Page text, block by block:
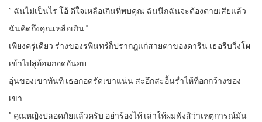
” ฉันไม่เป็นไร โอ้ ดีใจเหลือเกินที่พบคุณ ฉันนึกฉันจะต้องตายเสียแล้ว
ฉันคิดถึงคุณเหลือเกิน ”
เพียงครู่เดียว ร่างของรพินทร์ก็ปรากฎแก่สายตาของดาริน เธอรีบวิ่งโผ
เข้าไปสู่อ้อมกอดอันอบ
อุ่นของเขาทันที เธอกอดรัดเขาแน่น สะอึกสะอื้นร่ำไห้ที่อกกว้างของ
เขา
” คุณหญิงปลอดภัยแล้วครับ อย่าร้องไห้ เล่าให้ผมฟังสิว่าเหตุการณ์มัน